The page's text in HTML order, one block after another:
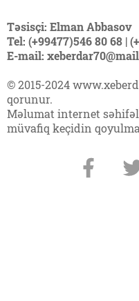
Təsisçi: Elman Abbasov
Tel: (+99477)546 80 68 |
E-mail:
© 2015-2024
qorunur.
Məlumat internet
müvafiq keçidin